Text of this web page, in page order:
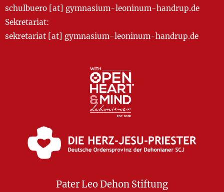
schulbuero [at] gymnasium-leoninum-handrup.de
Sekretariat:
sekretariat [at] gymnasium-leoninum-handrup.de
Pater Leo Dehon Stiftung